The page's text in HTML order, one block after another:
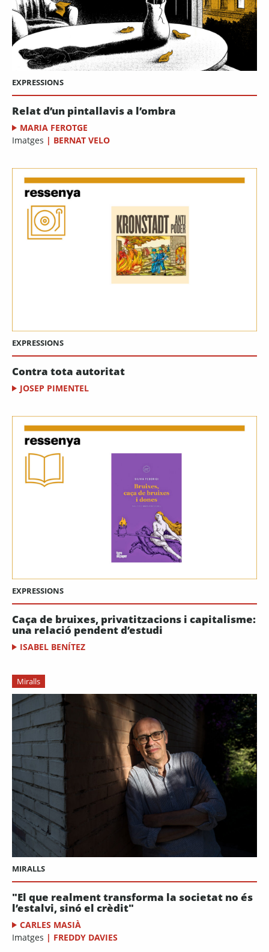
EXPRESSIONS
Relat d’un pintallavis a l’ombra
MARIA FEROTGE
Imatges | BERNAT VELO
EXPRESSIONS
Contra tota autoritat
JOSEP PIMENTEL
EXPRESSIONS
Caça de bruixes, privatitzacions i capitalisme:
una relació pendent d’estudi
ISABEL BENÍTEZ
Miralls
MIRALLS
"El que realment transforma la societat no és
l’estalvi, sinó el crèdit"
CARLES MASIÀ
Imatges | FREDDY DAVIES